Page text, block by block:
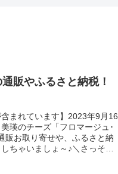
販やふるさと納税！
まれています】2023年9月16
瑛のチーズ「フロマージュ･
販お取り寄せや、ふるさと納
ちゃいましょ～♪＼さっそく